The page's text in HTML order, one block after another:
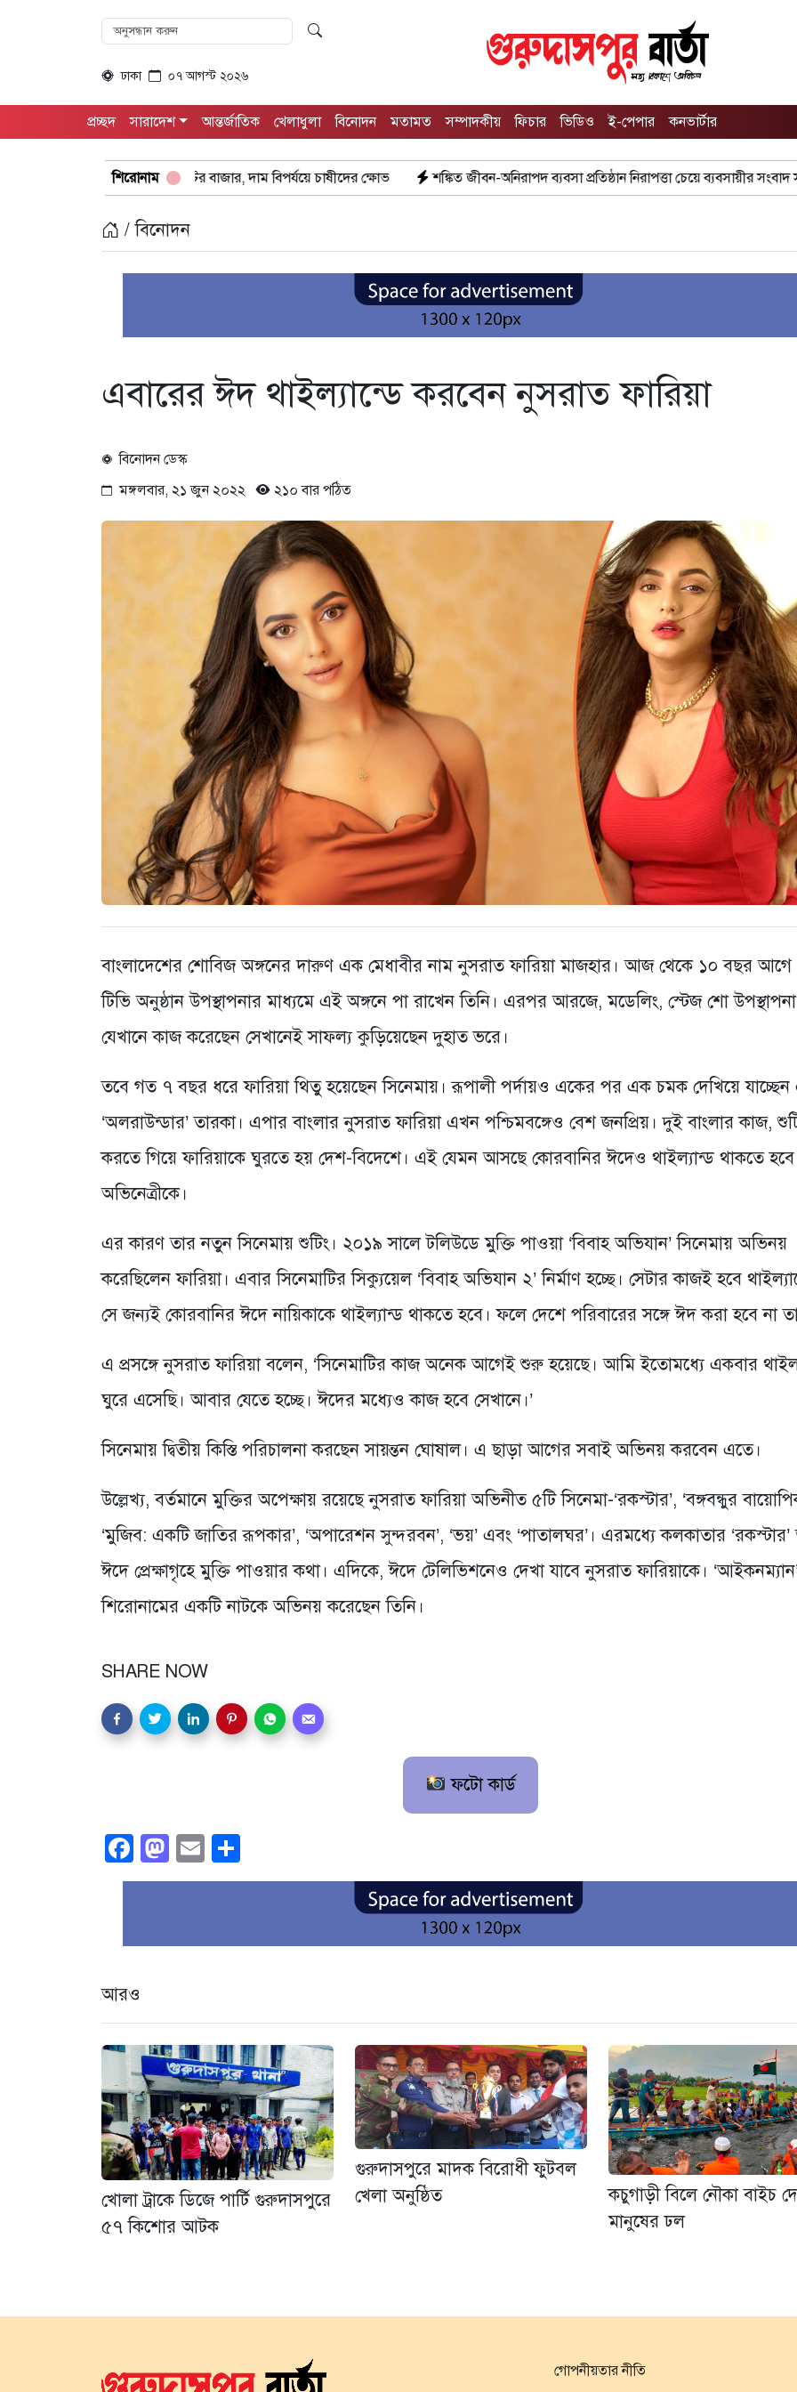
ঢাকা ০৭ আগস্ট ২০২৬
প্রচ্ছদ সারাদেশ আন্তর্জাতিক খেলাধুলা বিনোদন মতামত সম্পাদকীয় ফিচার ভিডিও ই-পেপার কনভার্টার
শিরোনাম
কবজায় পাটের বাজার, দাম বিপর্যয়ে চাষীদের ক্ষোভ শঙ্কিত জীবন-অনিরাপদ ব্যবসা প্রতিষ্ঠান নিরাপত্তা চেয়ে ব্যবসায়ীর সংবাদ সম্মেলন
/ বিনোদন
এবারের ঈদ থাইল্যান্ডে করবেন নুসরাত ফারিয়া
বিনোদন ডেস্ক
মঙ্গলবার, ২১ জুন ২০২২
২১০ বার পঠিত
বাংলাদেশের শোবিজ অঙ্গনের দারুণ এক মেধাবীর নাম নুসরাত ফারিয়া মাজহার। আজ থেকে ১০ বছর
টিভি অনুষ্ঠান উপস্থাপনার মাধ্যমে এই অঙ্গনে পা রাখেন তিনি। এরপর আরজে, মডেলিং, স্টেজ শো
যেখানে কাজ করেছেন সেখানেই সাফল্য কুড়িয়েছেন দুহাত ভরে।
তবে গত ৭ বছর ধরে ফারিয়া থিতু হয়েছেন সিনেমায়। রূপালী পর্দায়ও একের পর এক চমক দেখিয়ে
‘অলরাউন্ডার’ তারকা। এপার বাংলার নুসরাত ফারিয়া এখন পশ্চিমবঙ্গেও বেশ জনপ্রিয়। দুই বাংলার কাজ,
করতে গিয়ে ফারিয়াকে ঘুরতে হয় দেশ-বিদেশে। এই যেমন আসছে কোরবানির ঈদেও থাইল্যান্ড থাকতে হবে
অভিনেত্রীকে।
এর কারণ তার নতুন সিনেমায় শুটিং। ২০১৯ সালে টলিউডে মুক্তি পাওয়া ‘বিবাহ অভিযান’ সিনেমায় অভিনয়
করেছিলেন ফারিয়া। এবার সিনেমাটির সিক্যুয়েল ‘বিবাহ অভিযান ২’ নির্মাণ হচ্ছে। সেটার কাজই হবে
সে জন্যই কোরবানির ঈদে নায়িকাকে থাইল্যান্ড থাকতে হবে। ফলে দেশে পরিবারের সঙ্গে ঈদ করা হবে না
এ প্রসঙ্গে নুসরাত ফারিয়া বলেন, ‘সিনেমাটির কাজ অনেক আগেই শুরু হয়েছে। আমি ইতোমধ্যে একবার
ঘুরে এসেছি। আবার যেতে হচ্ছে। ঈদের মধ্যেও কাজ হবে সেখানে।’
সিনেমায় দ্বিতীয় কিস্তি পরিচালনা করছেন সায়ন্তন ঘোষাল। এ ছাড়া আগের সবাই অভিনয় করবেন এতে।
উল্লেখ্য, বর্তমানে মুক্তির অপেক্ষায় রয়েছে নুসরাত ফারিয়া অভিনীত ৫টি সিনেমা-‘রকস্টার’, ‘বঙ্গবন্ধুর
‘মুজিব: একটি জাতির রূপকার’, ‘অপারেশন সুন্দরবন’, ‘ভয়’ এবং ‘পাতালঘর’। এরমধ্যে কলকাতার
ঈদে প্রেক্ষাগৃহে মুক্তি পাওয়ার কথা। এদিকে, ঈদে টেলিভিশনেও দেখা যাবে নুসরাত ফারিয়াকে।
শিরোনামের একটি নাটকে অভিনয় করেছেন তিনি।
SHARE NOW
ফটো কার্ড
Facebook
Mastodon
Email
আরও
খোলা ট্রাকে ডিজে পার্টি গুরুদাসপুরে
৫৭ কিশোর আটক
গুরুদাসপুরে মাদক বিরোধী ফুটবল
খেলা অনুষ্ঠিত
কচুগাড়ী বিলে নৌকা বাইচ
মানুষের ঢল
গোপনীয়তার নীতি